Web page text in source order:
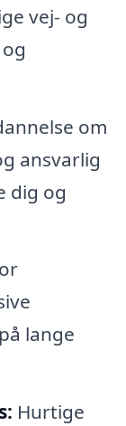
vej- og
om
ansvarlig
dig og
lange
Hurtige